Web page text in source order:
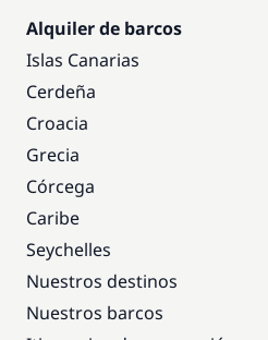
Alquiler de barcos
Islas Canarias
Cerdeña
Croacia
Grecia
Córcega
Caribe
Seychelles
Nuestros destinos
Nuestros barcos